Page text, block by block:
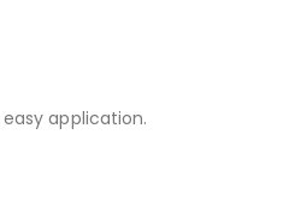
application.